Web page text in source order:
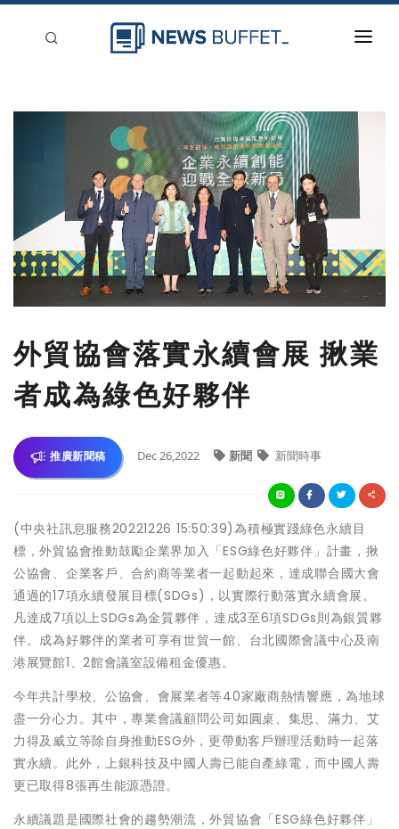
外貿協會落實永續會展 揪業
者成為綠色好夥伴
推廣新聞稿 Dec 26,2022 新聞 新聞時事
(中央社訊息服務20221226 15:50:39)為積極實踐綠色永續目
標，外貿協會推動鼓勵企業界加入「ESG綠色好夥伴」計畫，揪
公協會、企業客戶、合約商等業者一起動起來，達成聯合國大會
通過的17項永續發展目標(SDGs)，以實際行動落實永續會展。
凡達成7項以上SDGs為金質夥伴，達成3至6項SDGs則為銀質夥
伴。成為好夥伴的業者可享有世貿一館、台北國際會議中心及南
港展覽館1、2館會議室設備租金優惠。
今年共計學校、公協會、會展業者等40家廠商熱情響應，為地球
盡一分心力。其中，專業會議顧問公司如圓桌、集思、滿力、艾
力得及威立等除自身推動ESG外，更帶動客戶辦理活動時一起落
實永續。此外，上銀科技及中國人壽已能自產綠電，而中國人壽
更已取得8張再生能源憑證。
永續議題是國際社會的趨勢潮流，外貿協會「ESG綠色好夥伴」